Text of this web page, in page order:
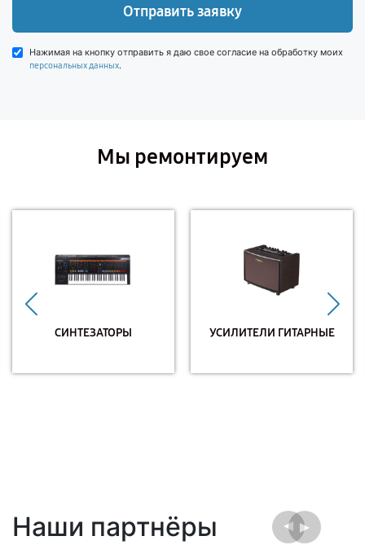
Отправить заявку
Нажимая на кнопку отправить я даю свое согласие на обработку моих
персональных данных.
Мы ремонтируем
СИНТЕЗАТОРЫ УСИЛИТЕЛИ ГИТАРНЫЕ
Наши партнёры